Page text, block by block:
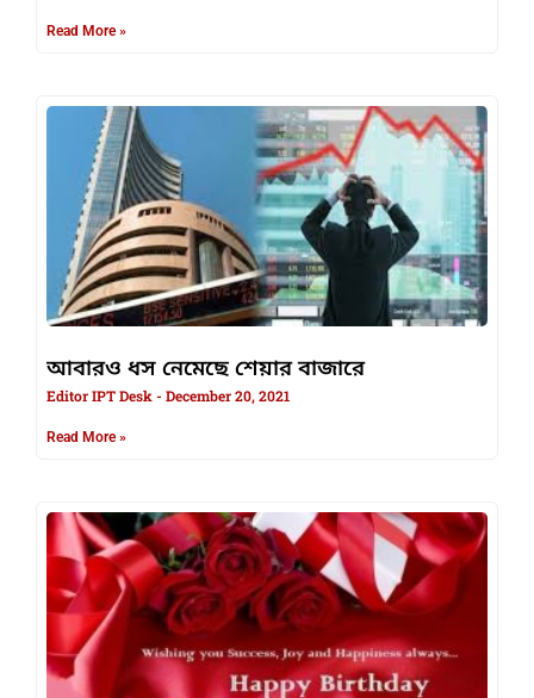
Read More »
আবারও ধস নেমেছে শেয়ার বাজারে
Editor IPT Desk December 20, 2021
Read More »